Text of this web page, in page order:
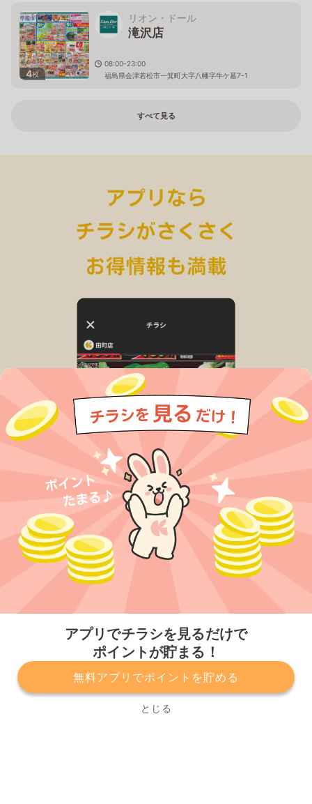
アプリでチラシを見るだけで
ポイントが貯まる！
無料アプリでポイントを貯める
とじる
4枚
リオン・ドール
滝沢店
08:00-23:00
福島県会津若松市一箕町大字八幡字牛ケ墓7-1
すべて見る
プライバシーポリシー 利用規約
運営会社
サービスに関してのお問い合わせ